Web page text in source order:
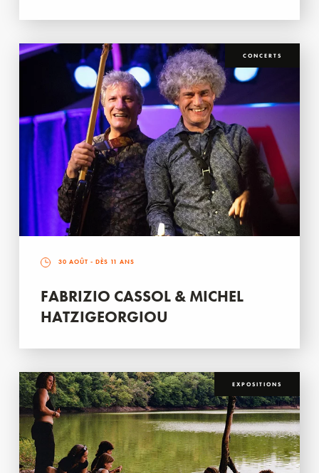
CONCERTS
30 AOÛT - DÈS 11 ANS
FABRIZIO CASSOL & MICHEL
HATZIGEORGIOU
EXPOSITIONS